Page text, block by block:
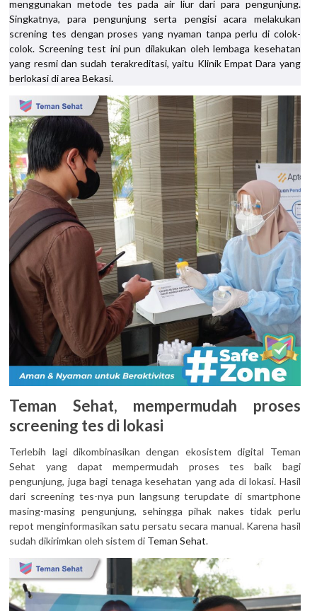
menggunakan metode tes pada air liur dari para pengunjung.
Singkatnya, para pengunjung serta pengisi acara melakukan
screning tes dengan proses yang nyaman tanpa perlu di colok-
colok. Screening test ini pun dilakukan oleh lembaga kesehatan
yang resmi dan sudah terakreditasi, yaitu Klinik Empat Dara yang
berlokasi di area Bekasi.
Teman Sehat, mempermudah proses
screening tes di lokasi
Terlebih lagi dikombinasikan dengan ekosistem digital Teman
Sehat yang dapat mempermudah proses tes baik bagi
pengunjung, juga bagi tenaga kesehatan yang ada di lokasi. Hasil
dari screening tes-nya pun langsung terupdate di smartphone
masing-masing pengunjung, sehingga pihak nakes tidak perlu
repot menginformasikan satu persatu secara manual. Karena hasil
sudah dikirimkan oleh sistem di Teman Sehat.